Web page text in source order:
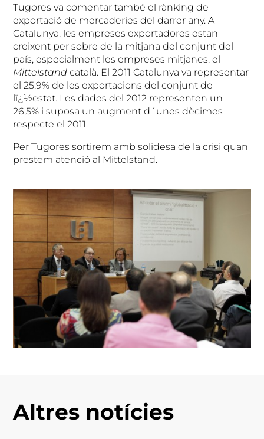
Tugores va comentar també el rànking de
exportació de mercaderies del darrer any.A
Catalunya, les empreses exportadores estan
creixent per sobre de la mitjana del conjunt del
país, especialment les empreses mitjanes, el
Mittelstandcatalà. El 2011 Catalunya va representar
el 25,9% de les exportacions del conjunt de
lï¿½estat. Les dades del 2012 representen un
26,5% i suposa un augment d´unes dècimes
respecte el 2011.
Per Tugores sortirem amb solidesa de la crisi quan
prestem atenció al Mittelstand.
Altres notícies